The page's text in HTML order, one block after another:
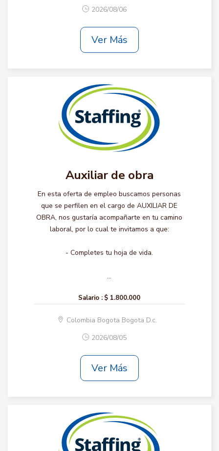
2026/08/06
Ver Más
Auxiliar de obra
En esta oferta de empleo buscamos personas
que se perfilen en el cargo de AUXILIAR DE
OBRA, nos gustaría acompañarte en tu camino
laboral, por lo cual te invitamos a que:
- Completes tu hoja de vida.
...
Salario : $ 1.800.000
Colombia Bogota Bogota D.c.
2026/08/05
Ver Más